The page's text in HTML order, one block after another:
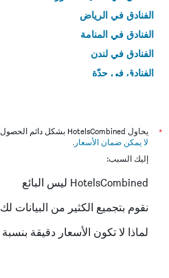
الفنادق في الرياض
الفنادق في المنامة
الفنادق في لندن
الفنادق في جدّة
*
يحاول HotelsCombined بشكل دائم الحصول على الأسعار الدقيقة، ولكن
لا يمكن ضمان الأسعار .
إليك السبب:
HotelsCombined ليس البائع
نقوم بتجميع الكثير من البيانات لك
لماذا لا تكون الأسعار دقيقة بنسبة 100٪؟